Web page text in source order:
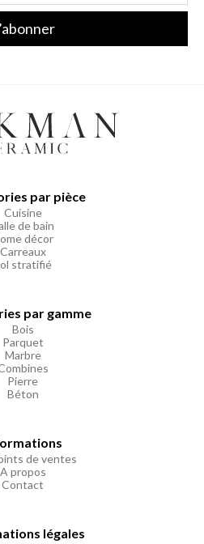
par pièce
Cuisine
de bain
décor
Carreaux
stratifié
par gamme
Bois
Parquet
Marbre
Pierre
Béton
de ventes
A propos
Contact
légales